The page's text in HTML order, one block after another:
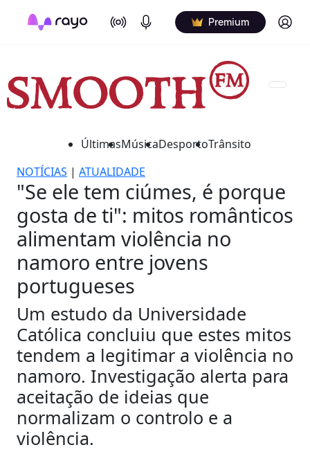
On Air Podcasts Premium Log in
ÚltimasMúsicaDesportoTrânsito
NOTÍCIAS | ATUALIDADE
"Se ele tem ciúmes, é porque
gosta de ti": mitos românticos
alimentam violência no
namoro entre jovens
portugueses
Um estudo da Universidade
Católica concluiu que estes mitos
tendem a legitimar a violência no
namoro. Investigação alerta para
aceitação de ideias que
normalizam o controlo e a
violência.